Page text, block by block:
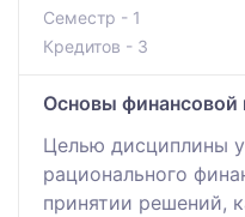
Семестр - 1
Кредитов - 3
Основы финансовой
Целью дисциплины
рационального
принятии решений,